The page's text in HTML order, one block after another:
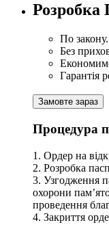
Розробка
По
Без
Гарантія
Замовте зараз
Процедура
1. Ордер на
2. Розробка
3. Узгодження
охорони
проведення
4. Закриття